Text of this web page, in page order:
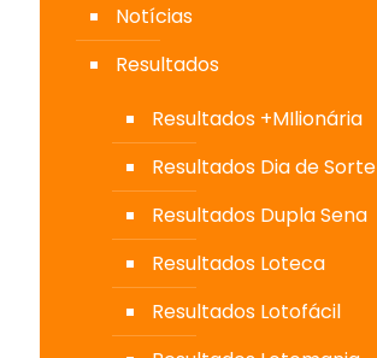
Notícias
Resultados
Resultados +MIlionária
Resultados Dia de Sorte
Resultados Dupla Sena
Resultados Loteca
Resultados Lotofácil